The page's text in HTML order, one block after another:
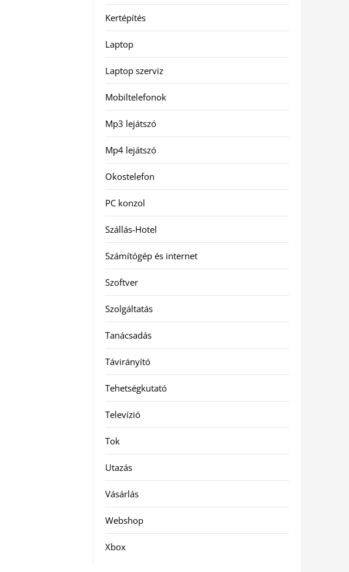
Kertépítés
Laptop
Laptop szerviz
Mobiltelefonok
Mp3 lejátszó
Mp4 lejátszó
Okostelefon
PC konzol
Szállás-Hotel
Számítógép és internet
Szoftver
Szolgáltatás
Tanácsadás
Távirányító
Tehetségkutató
Televízió
Tok
Utazás
Vásárlás
Webshop
Xbox